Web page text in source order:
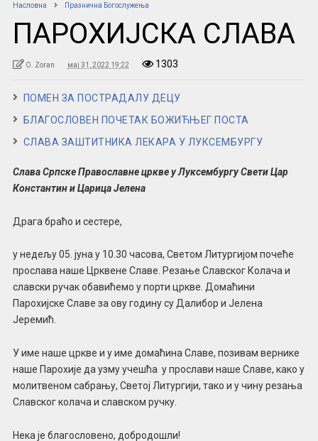
Насловна Празнична Богослужења
ПАРОХИЈСКА СЛАВА
O. Zoran мај 31, 2022 19:22 1303
ПОМЕН ЗА ПОСТРАДАЛУ ДЕЦУ
БЛАГОСЛОВЕН ПОЧЕТАК БОЖИЋЊЕГ ПОСТА
СЛАВА ЗАШТИТНИКА ЛЕКАРА У ЛУКСЕМБУРГУ
Слава Српске Православне цркве у Луксембургу Свети Цар
Константин и Царица Јелена
Драга браћо и сестере,
у недељу 05. јуна у 10.30 часова, Светом Литургијом почеће
прослава наше Црквене Славе. Резање Славског Колача и
славски ручак обавићемо у порти цркве. Домаћини
Парохијске Славе за ову годину су Далибор и Јелена
Јеремић.
У име наше цркве и у име домаћина Славе, позивам вернике
наше Парохије да узму учешћа у прослави наше Славе, како у
молитвеном сабрању, Светој Литургији, тако и у чину резања
Славског колача и славском ручку.
Нека је благословено, добродошли!